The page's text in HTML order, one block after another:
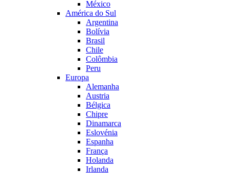
México
América do Sul
Argentina
Bolívia
Brasil
Chile
Colômbia
Peru
Europa
Alemanha
Austria
Bélgica
Chipre
Dinamarca
Eslovénia
Espanha
França
Holanda
Irlanda